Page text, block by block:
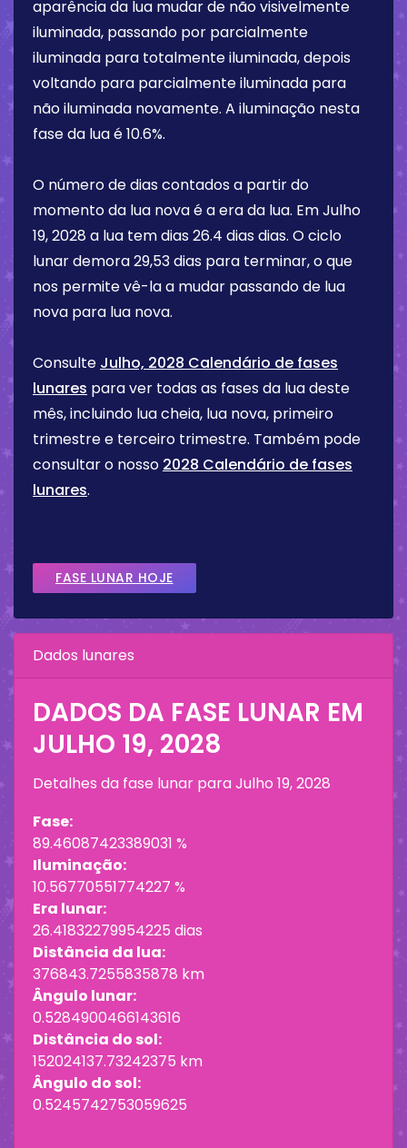
aparência da lua mudar de não visivelmente
iluminada, passando por parcialmente
iluminada para totalmente iluminada, depois
voltando para parcialmente iluminada para
não iluminada novamente. A iluminação nesta
fase da lua é10.6%.
O número de dias contados a partir do
momento da lua nova é a era da lua. EmJulho
19, 2028 a lua tem dias 26.4 dias dias. O ciclo
lunar demora 29,53 dias para terminar, o que
nos permite vê-la a mudar passando de lua
nova para lua nova.
Consulte Julho, 2028 Calendário de fases
lunares para ver todas as fases da lua deste
mês, incluindo lua cheia, lua nova, primeiro
trimestre e terceiro trimestre. Também pode
consultar o nosso 2028 Calendário de fases
lunares.
FASE LUNAR HOJE
Dados lunares
DADOS DA FASE LUNAR EM
JULHO 19, 2028
Detalhes da fase lunar paraJulho 19, 2028
Fase:
89.46087423389031 %
Iluminação:
10.56770551774227 %
Era lunar:
26.41832279954225 dias
Distância da lua:
376843.7255835878 km
Ângulo lunar:
0.5284900466143616
Distância do sol:
152024137.73242375 km
Ângulo do sol:
0.5245742753059625